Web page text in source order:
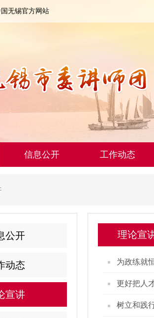
无锡官方网站
信息公开 工作动态
公开
动态
宣讲
理论宣
为政练就
更好把人
树立和践